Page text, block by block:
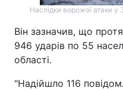
Наслідки ворожої атаки
Він зазначив, що
946 ударів по 55
області.
"Надійшло 116